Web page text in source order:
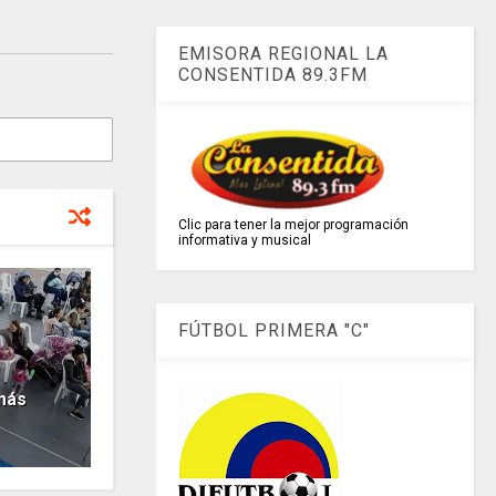
EMISORA REGIONAL LA
CONSENTIDA 89.3FM
Clic para tener la mejor programación
informativa y musical
FÚTBOL PRIMERA "C"